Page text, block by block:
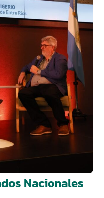
Nacionales